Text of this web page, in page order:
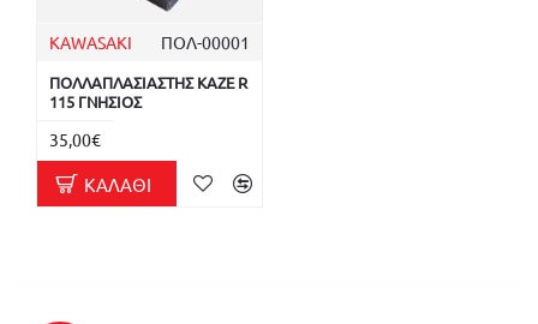
KAWASAKI ΠΟΛ-00001
ΠΟΛΛΑΠΛΑΣΙΑΣΤΗΣ KAZE R
115 ΓΝΗΣΙΟΣ
35,00€
ΚΑΛΆΘΙ